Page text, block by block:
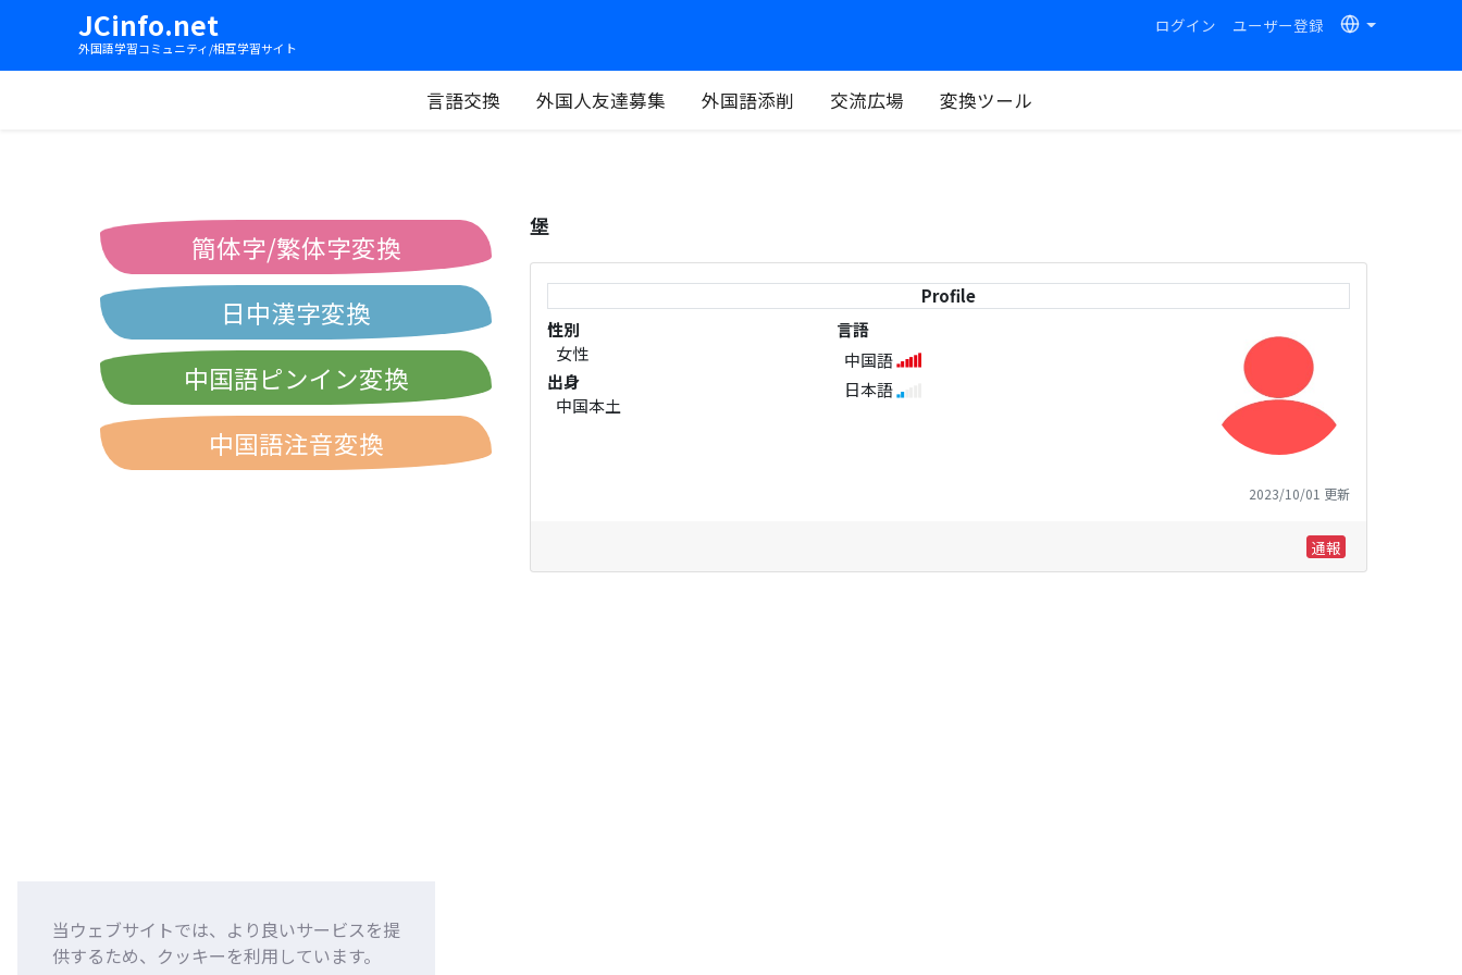
当ウェブサイトでは、より良いサービスを提
供するため、クッキーを利用しています。
JCinfo.net
外国語学習コミュニティ/相互学習サイト
ログイン ユーザー登録
言語交換 外国人友達募集 外国語添削 交流広場 変換ツール
堡
Profile
性別
女性
出身
中国本土
言語
中国語
日本語
2023/10/01 更新
通報
簡体字/繁体字変換
日中漢字変換
中国語ピンイン変換
中国語注音変換